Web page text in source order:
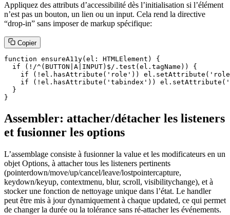
Appliquez des attributs d’accessibilité dès l’initialisation si l’élément
n’est pas un bouton, un lien ou un input. Cela rend la directive
“drop-in” sans imposer de markup spécifique:
Copier
function ensureA11y(el: HTMLElement) {
  if (!/^(BUTTON|A|INPUT)$/.test(el.tagName)) {
if (!el.hasAttribute('role'))
if (!el.hasAttribute('tabindex'))
  }
}
Assembler: attacher/détacher les listeners
et fusionner les options
L’assemblage consiste à fusionner la value et les modificateurs en un
objet Options, à attacher tous les listeners pertinents
(pointerdown/move/up/cancel/leave/lostpointercapture,
keydown/keyup, contextmenu, blur, scroll, visibilitychange), et à
stocker une fonction de nettoyage unique dans l’état. Le handler
peut être mis à jour dynamiquement à chaque updated, ce qui permet
de changer la durée ou la tolérance sans ré-attacher les événements.